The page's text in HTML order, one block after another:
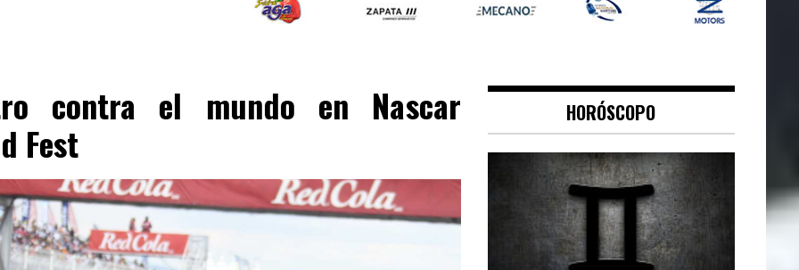
contra el mundo en Nascar
Fest
HORÓSCOPO